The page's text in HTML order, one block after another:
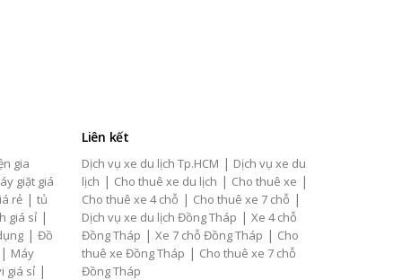
gia
giặt giá
rẻ | tủ
giá sỉ |
| Đồ
Máy
giá sỉ |
Liên kết
Dịch vụ xe du lịch Tp.HCM | Dịch vụ xe du
lịch | Cho thuê xe du lịch | Cho thuê xe |
Cho thuê xe 4 chỗ | Cho thuê xe 7 chỗ |
Dịch vụ xe du lịch Đồng Tháp | Xe 4 chỗ
Đồng Tháp | Xe 7 chỗ Đồng Tháp | Cho
thuê xe Đồng Tháp | Cho thuê xe 7 chỗ
Đồng Tháp